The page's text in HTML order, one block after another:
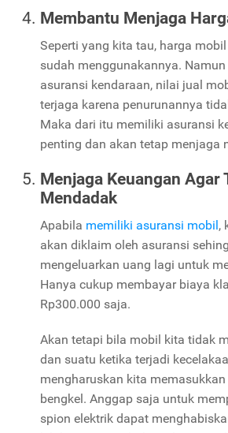
Membantu Menjaga
Seperti yang kita tau, harga
sudah menggunakannya.
asuransi kendaraan, nilai jual
terjaga karena penurunannya
Maka dari itu memiliki asuransi
penting dan akan tetap menjaga
Menjaga Keuangan Agar
Mendadak
Apabila memiliki asuransi mobil,
akan diklaim oleh asuransi
mengeluarkan uang lagi untuk
Hanya cukup membayar biaya
Rp300.000 saja.
Akan tetapi bila mobil kita tidak
dan suatu ketika terjadi
mengharuskan kita
bengkel. Anggap saja untuk
spion elektrik dapat